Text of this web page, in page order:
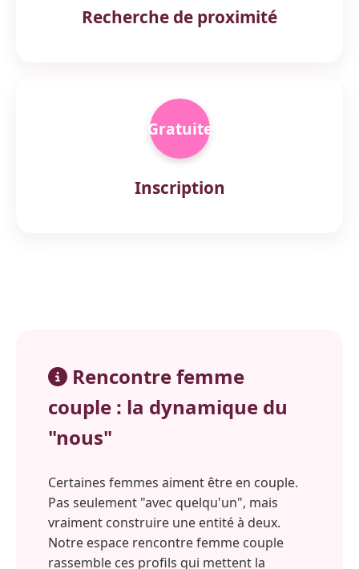
Recherche de proximité
Gratuite
Inscription
Rencontre femme
couple : la dynamique du
"nous"
Certaines femmes aiment être en couple.
Pas seulement "avec quelqu'un", mais
vraiment construire une entité à deux.
Notre espace rencontre femme couple
rassemble ces profils qui mettent la